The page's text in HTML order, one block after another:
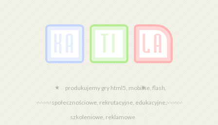
produkujemy gry html5, mobilne, flash,
społecznościowe, rekrutacyjne, edukacyjne,
szkoleniowe, reklamowe